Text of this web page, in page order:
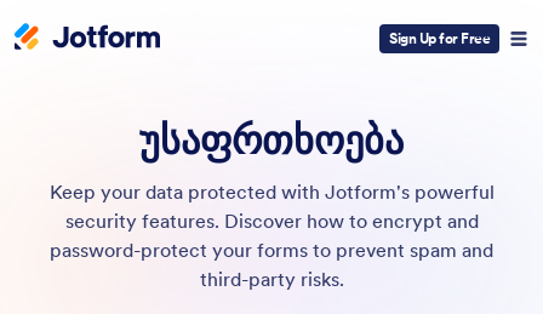
Sign Up for Free
უსაფრთხოება
Keep your data protected with Jotform's powerful
security features. Discover how to encrypt and
password-protect your forms to prevent spam and
third-party risks.